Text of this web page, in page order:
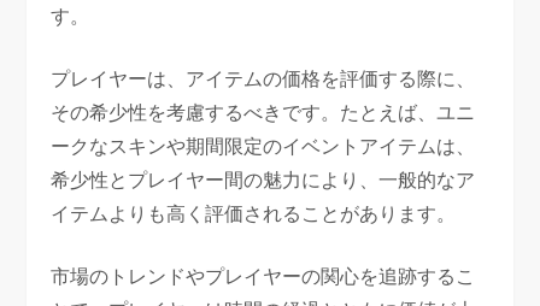
す。
プレイヤーは、アイテムの価格を評価する際に、
その希少性を考慮するべきです。たとえば、ユニ
ークなスキンや期間限定のイベントアイテムは、
希少性とプレイヤー間の魅力により、一般的なア
イテムよりも高く評価されることがあります。
市場のトレンドやプレイヤーの関心を追跡するこ